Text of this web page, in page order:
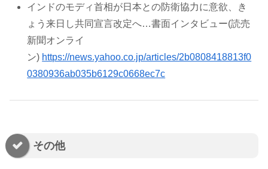
インドのモディ首相が日本との防衛協力に意欲、き
ょう来日し共同宣言改定へ…書面インタビュー(読売
新聞オンライ
ン) https://news.yahoo.co.jp/articles/2b0808418813f0
0380936ab035b6129c0668ec7c
その他